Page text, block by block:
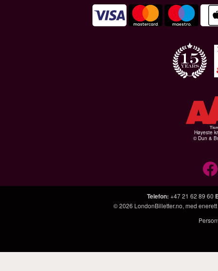
Høyeste
© Dun &
Telefon: +47 21 62 89 60
© 2026 LondonBilletter.no, med